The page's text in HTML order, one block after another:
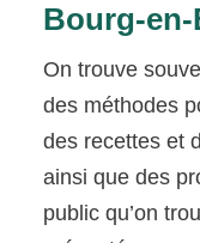
Bourg-
On trouve
des méthodes
des recettes et
ainsi que des
public qu’on